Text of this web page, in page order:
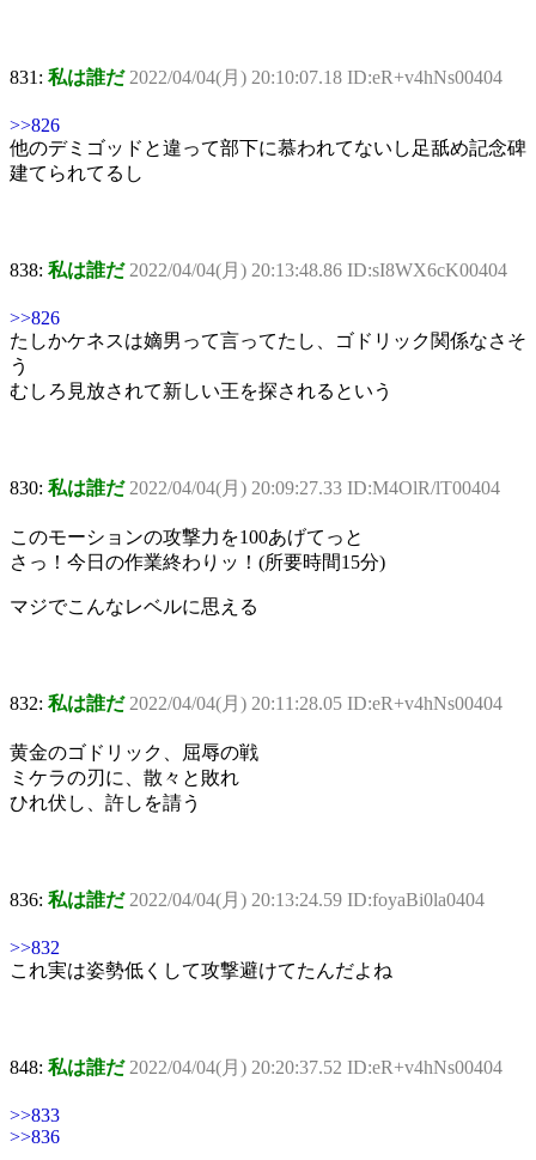
831: 私は誰だ 2022/04/04(月) 20:10:07.18 ID:eR+v4hNs00404
>>826
他のデミゴッドと違って部下に慕われてないし足舐め記念碑
建てられてるし
838: 私は誰だ 2022/04/04(月) 20:13:48.86 ID:sI8WX6cK00404
>>826
たしかケネスは嫡男って言ってたし、ゴドリック関係なさそ
う
むしろ見放されて新しい王を探されるという
830: 私は誰だ 2022/04/04(月) 20:09:27.33 ID:M4OlR/lT00404
このモーションの攻撃力を100あげてっと
さっ！今日の作業終わりッ！(所要時間15分)
マジでこんなレベルに思える
832: 私は誰だ 2022/04/04(月) 20:11:28.05 ID:eR+v4hNs00404
黄金のゴドリック、屈辱の戦
ミケラの刃に、散々と敗れ
ひれ伏し、許しを請う
836: 私は誰だ 2022/04/04(月) 20:13:24.59 ID:foyaBi0la0404
>>832
これ実は姿勢低くして攻撃避けてたんだよね
848: 私は誰だ 2022/04/04(月) 20:20:37.52 ID:eR+v4hNs00404
>>833
>>836